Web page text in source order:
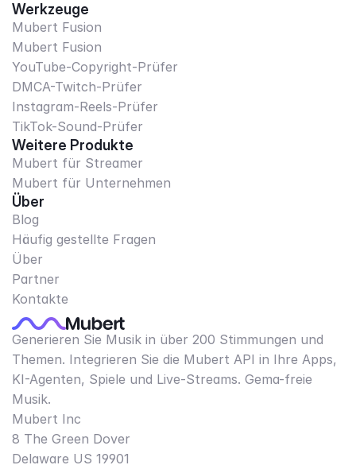
Werkzeuge
Mubert Fusion
Mubert Fusion
YouTube-Copyright-Prüfer
DMCA-Twitch-Prüfer
Instagram-Reels-Prüfer
TikTok-Sound-Prüfer
Weitere Produkte
Mubert für Streamer
Mubert für Unternehmen
Über
Blog
Häufig gestellte Fragen
Über
Partner
Kontakte
Generieren Sie Musik in über 200 Stimmungen und
Themen. Integrieren Sie die Mubert API in Ihre Apps,
KI-Agenten, Spiele und Live-Streams. Gema-freie
Musik.
Mubert Inc
8 The Green Dover
Delaware US 19901​